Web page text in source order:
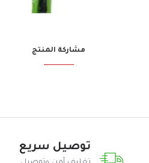
مشاركة المنتج
توصيل سريع